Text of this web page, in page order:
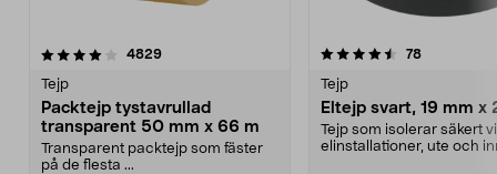
4829recensioner
Tejp
Packtejp tystavrullad
transparent 50 mm x 66 m
Transparent packtejp som fäster
på de flesta ...
4.5 av 5 stjärnor 78recensioner
Tejp
Eltejp svart, 19 mm x
Tejp som isolerar säkert
elinstallationer, ute och
3.5 av 5 stjärnor